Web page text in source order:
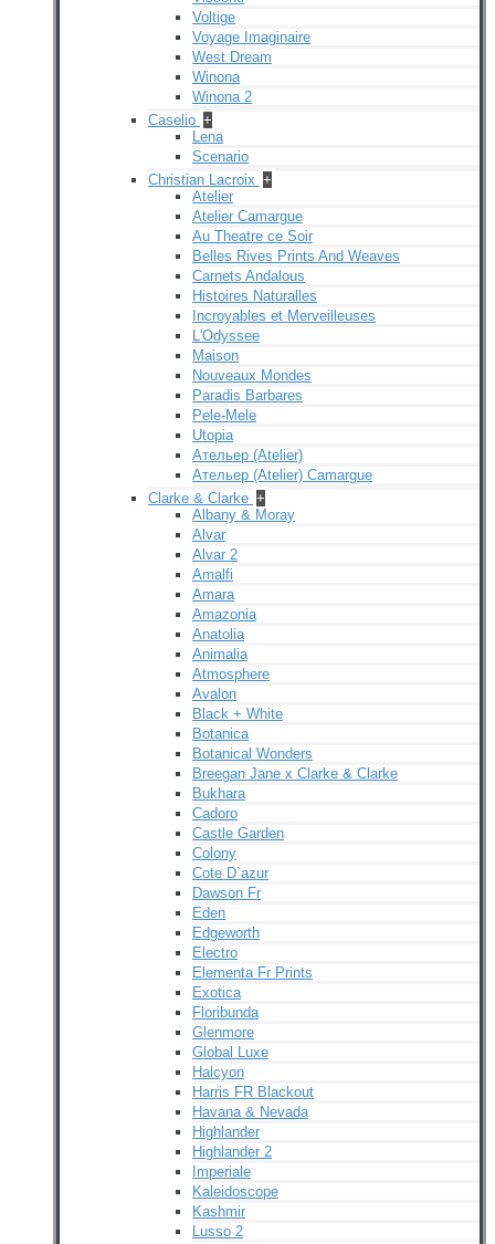
Voltige
Voyage Imaginaire
West Dream
Winona
Winona 2
Caselio +
Lena
Scenario
Christian Lacroix +
Atelier
Atelier Camargue
Au Theatre ce Soir
Belles Rives Prints And Weaves
Carnets Andalous
Histoires Naturalles
Incroyables et Merveilleuses
L'Odyssee
Maison
Nouveaux Mondes
Paradis Barbares
Pele-Mele
Utopia
Ательер (Atelier)
Ательер (Atelier) Camargue
Clarke & Clarke +
Albany & Moray
Alvar
Alvar 2
Amalfi
Amara
Amazonia
Anatolia
Animalia
Atmosphere
Avalon
Black + White
Botanica
Botanical Wonders
Breegan Jane x Clarke & Clarke
Bukhara
Cadoro
Castle Garden
Colony
Cote D`azur
Dawson Fr
Eden
Edgeworth
Electro
Elementa Fr Prints
Exotica
Floribunda
Glenmore
Global Luxe
Halcyon
Harris FR Blackout
Havana & Nevada
Highlander
Highlander 2
Imperiale
Kaleidoscope
Kashmir
Lusso 2